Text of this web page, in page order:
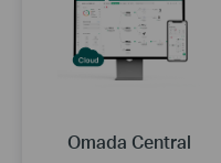
Omada Central